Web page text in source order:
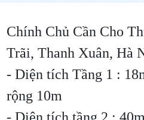
Chính Chủ Cần Cho
Trãi, Thanh Xuân, Hà
- Diện tích Tầng 1 :
rộng 10m
- Diện tích tầng 2 :